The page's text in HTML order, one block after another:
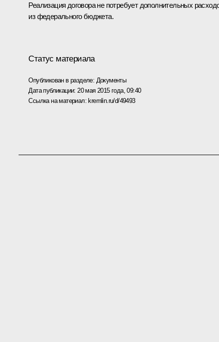
Реализация договора не потребует дополнительных
из федерального бюджета.
Статус материала
Опубликован в разделе: Документы
Дата публикации: 20 мая 2015 года, 09:40
Ссылка на материал: kremlin.ru/d/49493